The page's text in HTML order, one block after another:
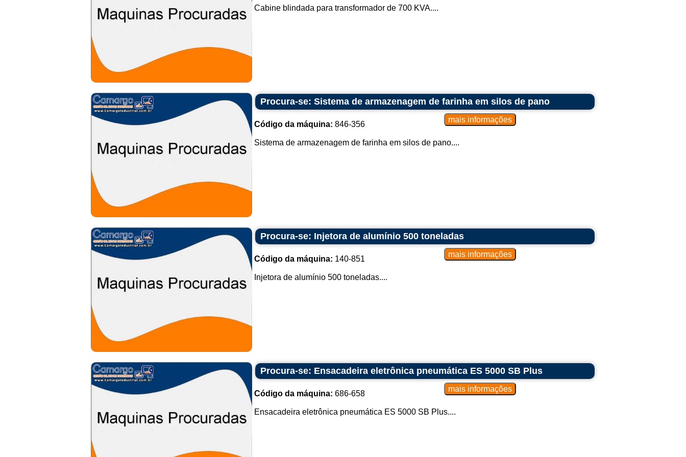
Cabine blindada para transformador de 700 KVA....
Procura-se: Sistema de armazenagem de farinha em silos de pano
Código da máquina: 846-356
Sistema de armazenagem de farinha em silos de pano....
Procura-se: Injetora de alumínio 500 toneladas
Código da máquina: 140-851
Injetora de alumínio 500 toneladas....
Procura-se: Ensacadeira eletrônica pneumática ES 5000 SB Plus
Código da máquina: 686-658
Ensacadeira eletrônica pneumática ES 5000 SB Plus....